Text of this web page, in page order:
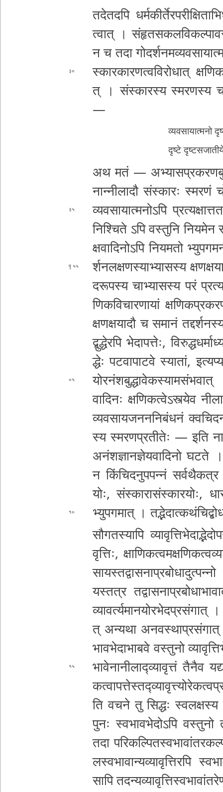
त­दे­त­द­पि
त्वा­त् । सं­हृ­त­स­क­ल­वि­क­ल्पा
न च तदा
३०
स्का­र­का­र­ण­त्व­वि­रो­धा­त्
त् । सं­स्का­र­स्य स्म­र­ण­स्य
—
व्य­व­सा­या­त्म­नो
दृष्टे
अथ मतं —
ना­न्नी­ला­दौ संस्कारः स्मरणं
३५
व्य­व­सा­या­त्म­नो­ऽ­पि
निश्चिते ऽपि वस्तुनि नि­य­मे­न
क्ष­वा­दि­नो­ऽ­पि नि­य­म­तो
५५
र्श­न­ल­क्ष­ण­स्या­भ्या­स­स्य
द­रू­प­स्य चा­भ्या­स­स्य परं
णि­क­वि­चा­र­णा­यां क्षणि
क्ष­ण­क्ष­या­दौ च समानं
द्बु­द्धे­र­पि भे­दा­प­त्तेः­,
द्धेः प­ट­वा­पा­ट­वे स्यातां,
०५
यो­र­नं­श­बु­द्धा­वे­क­स्या­म­सं­भ­वा­त्
वा­दि­नः क्ष­णि­क­त्वे­ऽ­स्त्ये­व
व्य­व­सा­य­ज­न­न­नि­बं­ध­नं
स्य स्म­र­ण­प्र­ती­तेः — इति
अ­नं­श­ज्ञा­न­ज्ञे­य­वा­दि­नो घटते
न किं­चि­द­नु­प­प­न्नं सर्वथैकत्र
योः­, सं­स्का­रा­सं­स्का­र­योः­,
१०
भ्यु­प­ग­मा­त् ।
सौ­ग­त­स्या­पि
वृ­त्तिः­,
यस्तत्र
व्या­व­र्त्य­मा­न­यो­र­भे­द­प्र­सं­गा­त्
त् अन्यथा अ­न­व­स्था­प्र­सं­गा­त्
भा­व­भे­दा­भा­ब­वे
१५
वस्तुनो
भा­वे­ना­नी­ला­द्व्या­वृ­त्तं तैनैव
ति वचने तु सिद्धः
पुनः स्व­भा­व­भे­दो­ऽ­पि वस्तुनो
तदा
ल­स्व­भा­वान्य­व्या­वृ­त्ति­र­पि
सापि